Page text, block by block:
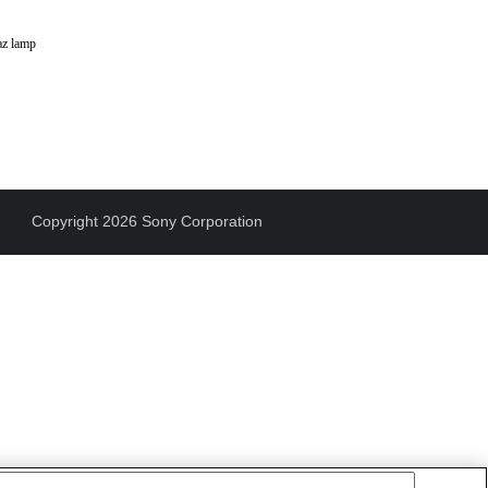
lamp
Copyright 2026 Sony Corporation